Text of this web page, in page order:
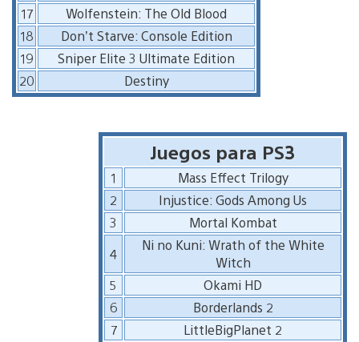
17
Wolfenstein: The Old Blood
18
Don’t Starve: Console Edition
19
Sniper Elite 3 Ultimate Edition
20
Destiny
Juegos para PS3
1
Mass Effect Trilogy
2
Injustice: Gods Among Us
3
Mortal Kombat
4
Ni no Kuni: Wrath of the White
Witch
5
Okami HD
6
Borderlands 2
7
LittleBigPlanet 2